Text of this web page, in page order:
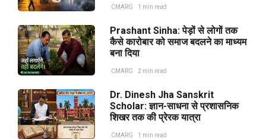
CMARG 1 min read
Prashant Sinha: पेड़ों से लोगों तक
कैसे कारोबार को समाज बदलने का माध्यम
बना दिया
CMARG 2 min read
Dr. Dinesh Jha Sanskrit
Scholar: ज्ञान-साधना से प्रशासनिक
शिखर तक की प्रेरक यात्रा
CMARG 1 min read